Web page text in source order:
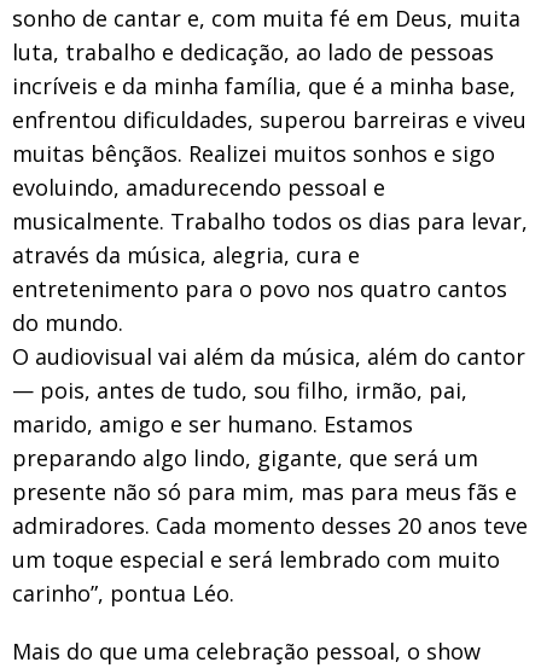
sonho de cantar e, com muita fé em Deus, muita
luta, trabalho e dedicação, ao lado de pessoas
incríveis e da minha família, que é a minha base,
enfrentou dificuldades, superou barreiras e viveu
muitas bênçãos. Realizei muitos sonhos e sigo
evoluindo, amadurecendo pessoal e
musicalmente. Trabalho todos os dias para levar,
através da música, alegria, cura e
entretenimento para o povo nos quatro cantos
do mundo.
O audiovisual vai além da música, além do cantor
— pois, antes de tudo, sou filho, irmão, pai,
marido, amigo e ser humano. Estamos
preparando algo lindo, gigante, que será um
presente não só para mim, mas para meus fãs e
admiradores. Cada momento desses 20 anos teve
um toque especial e será lembrado com muito
carinho”, pontua Léo.
Mais do que uma celebração pessoal, o show